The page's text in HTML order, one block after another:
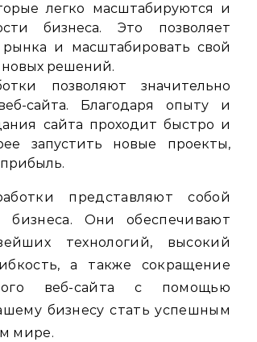
легко масштабируются и
бизнеса. Это позволяет
и масштабировать свой
новых решений.
позволяют значительно
сайта. Благодаря опыту и
сайта проходит быстро и
запустить новые проекты,
представляют собой
Они обеспечивают
технологий, высокий
а также сокращение
веб-сайта с помощью
бизнесу стать успешным
мире.